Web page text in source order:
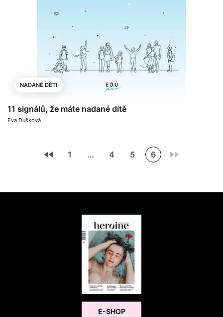
NADANÉ DĚTI
11 signálů, že máte nadané dítě
Eva Dušková
1 … 4 5 6
E-SHOP